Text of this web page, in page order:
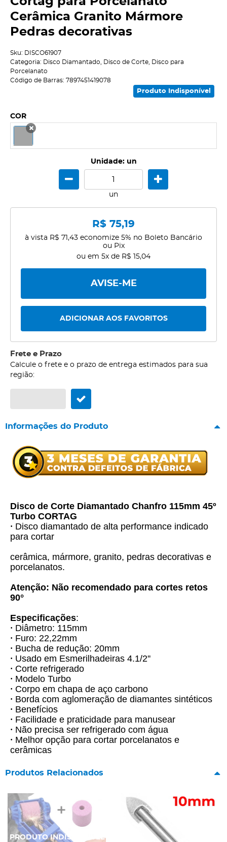
Cerâmica Granito Mármore
Pedras decorativas
Sku: DISCO61907
Categoria: Disco Diamantado Disco de Corte
Disco para
Porcelanato
Código de Barras: 7897451419078
Produto Indisponível
COR
Unidade: un
un
R$ 75,19
à vista R$ 71,43 economize 5% no Boleto Bancário
ou Pix
ou em 5x de R$ 15,04
AVISE-ME
ADICIONAR AOS FAVORITOS
Frete e Prazo
Calcule o frete e o prazo de entrega estimados para sua
região:
Informações do Produto
Disco de Corte Diamantado Chanfro 115mm 45º
Turbo CORTAG
• Disco diamantado de alta performance indicado
para cortar
cerâmica, mármore, granito, pedras decorativas e
porcelanatos.
Atenção: Não recomendado para cortes retos
90°
Especificações:
• Diâmetro: 115mm
• Furo: 22,22mm
• Bucha de redução: 20mm
• Usado em Esmerilhadeiras 4.1/2''
• Corte refrigerado
• Modelo Turbo
• Corpo em chapa de aço carbono
• Borda com aglomeração de diamantes sintéticos
• Benefícios
• Facilidade e praticidade para manusear
• Não precisa ser refrigerado com água
• Melhor opção para cortar porcelanatos e
cerâmicas
Produtos Relacionados